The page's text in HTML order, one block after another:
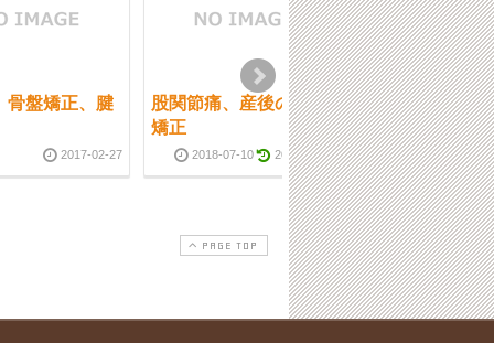
盤矯正、腱
2017-02-27
股関節痛、産後の骨盤
矯正
2018-07-10 2018-07-10
西宮市 産後の
正 腰痛 頭痛
PAGE TOP